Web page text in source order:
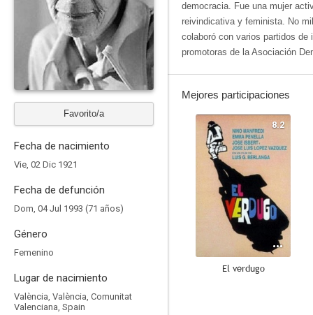
Favorito/a
Fecha de nacimiento
Vie, 02 Dic 1921
Fecha de defunción
Dom, 04 Jul 1993 (71 años)
Género
Femenino
Lugar de nacimiento
València, València, Comunitat
Valenciana, Spain
democracia. Fue una mujer
reivindicativa y feminista. No
colaboró con varios partidos de
promotoras de la Asociación
Mejores participaciones
8.2
El verdugo